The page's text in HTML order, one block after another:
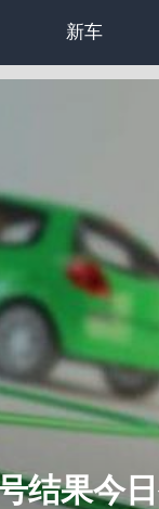
新车
结果今